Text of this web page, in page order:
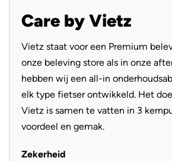
Care by Vietz
Vietz staat voor een Premium
onze beleving store als in onze
hebben wij een all-in
elk type fietser ontwikkeld. Het
Vietz is samen te vatten in 3
voordeel en gemak.
Zekerheid